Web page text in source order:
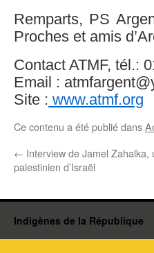
Remparts, PS
Proches et amis
Contact ATMF, tél.:
Email :
Site : www.atmf.org
Ce contenu a été publié dans
← Interview de Jamel Zahalka,
palestinien d’Israël
Indigènes de la République